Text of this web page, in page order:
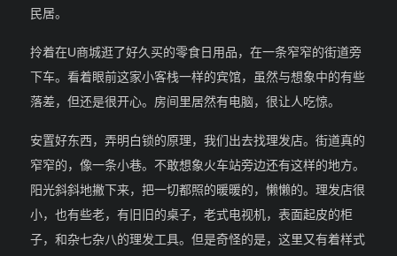
民居。
拎着在U商城逛了好久买的零食日用品，在一条窄窄的街道旁
下车。看着眼前这家小客栈一样的宾馆，虽然与想象中的有些
落差，但还是很开心。房间里居然有电脑，很让人吃惊。
安置好东西，弄明白锁的原理，我们出去找理发店。街道真的
窄窄的，像一条小巷。不敢想象火车站旁边还有这样的地方。
阳光斜斜地撇下来，把一切都照的暖暖的，懒懒的。理发店很
小，也有些老，有旧旧的桌子，老式电视机，表面起皮的柜
子，和杂七杂八的理发工具。但是奇怪的是，这里又有着样式